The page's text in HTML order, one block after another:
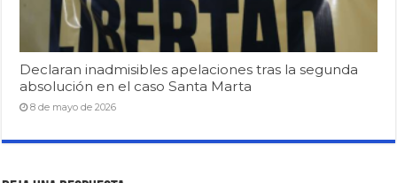
Declaran inadmisibles apelaciones tras la segunda
absolución en el caso Santa Marta
8 de mayo de 2026